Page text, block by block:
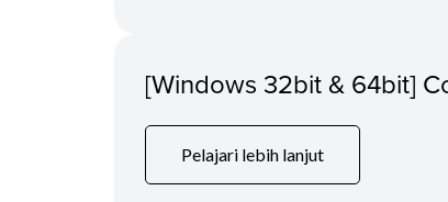
[Windows 32bit & 64bit]
Pelajari lebih lanjut